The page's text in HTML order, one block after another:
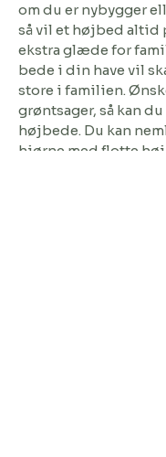
om du er nybygger
så vil et højbed altid
ekstra glæde for
bede i din have vil
store i familien.
grøntsager, så kan
højbede. Du kan
hjørne med flotte